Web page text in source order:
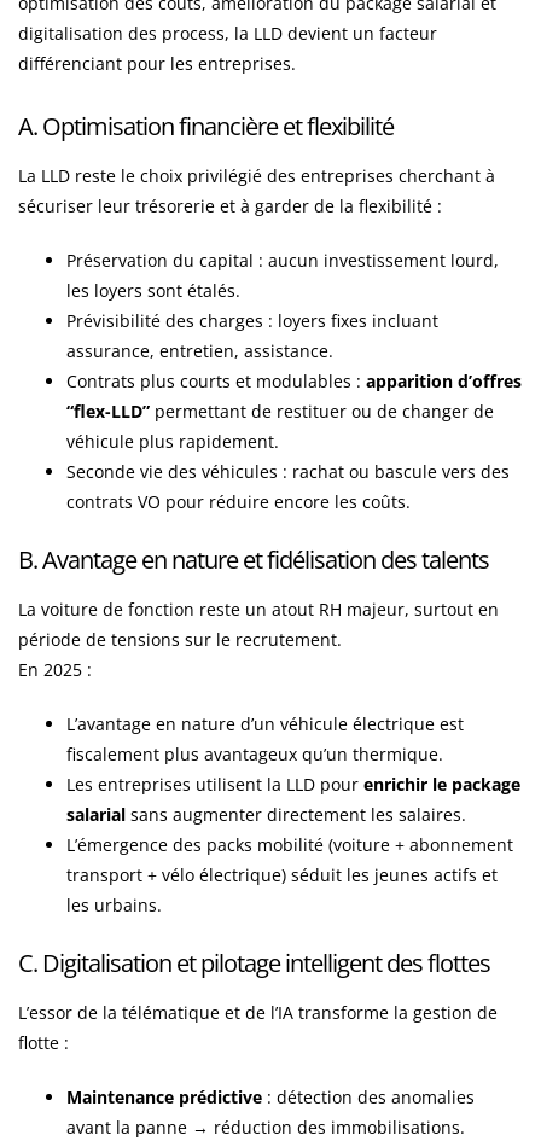
digitalisation des process, la LLD devient un facteur
différenciant pour les entreprises.
A. Optimisation financière et flexibilité
La LLD reste le choix privilégié des entreprises cherchant à
sécuriser leur trésorerie et à garder de la flexibilité :
Préservation du capital : aucun investissement lourd,
les loyers sont étalés.
Prévisibilité des charges : loyers fixes incluant
assurance, entretien, assistance.
Contrats plus courts et modulables : apparition d’offres
“flex-LLD” permettant de restituer ou de changer de
véhicule plus rapidement.
Seconde vie des véhicules : rachat ou bascule vers des
contrats VO pour réduire encore les coûts.
B. Avantage en nature et fidélisation des talents
La voiture de fonction reste un atout RH majeur, surtout en
période de tensions sur le recrutement.
En 2025 :
L’avantage en nature d’un véhicule électrique est
fiscalement plus avantageux qu’un thermique.
Les entreprises utilisent la LLD pour enrichir le package
salarial sans augmenter directement les salaires.
L’émergence des packs mobilité (voiture + abonnement
transport + vélo électrique) séduit les jeunes actifs et
les urbains.
C. Digitalisation et pilotage intelligent des flottes
L’essor de la télématique et de l’IA transforme la gestion de
flotte :
Maintenance prédictive : détection des anomalies
avant la panne → réduction des immobilisations.